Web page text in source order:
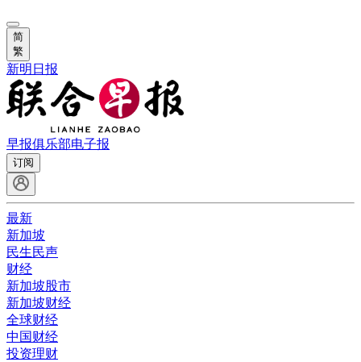
简
繁
新明日报
早报俱乐部电子报
订阅
最新
新加坡
民生民声
财经
新加坡股市
新加坡财经
全球财经
中国财经
投资理财